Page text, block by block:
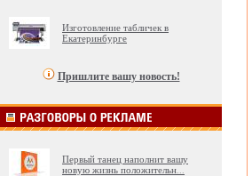
Изготовление табличек в
Екатеринбурге
Пришлите вашу новость!
Первый танец наполнит вашу
новую жизнь положительн